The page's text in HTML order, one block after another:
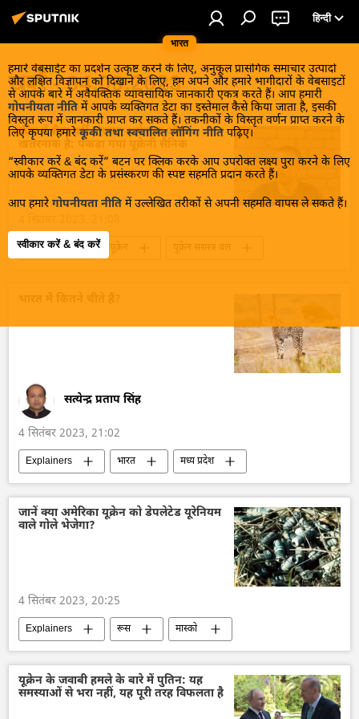
भारत
हिन्दी
हमारे वेबसाईट का प्रदर्शन उत्कृष्ट करने के लिए, अनुकूल प्रासंगिक समाचार उत्पादों
और लक्षित विज्ञापन को दिखाने के लिए, हम अपने और हमारे भागीदारों के वेबसाइटों
से आपके बारे में अवैयक्तिक व्यावसायिक जानकारी एकत्र करते हैं। आप हमारी
गोपनीयता नीति में आपके व्यक्तिगत डेटा का इस्तेमाल कैसे किया जाता है, इसकी
विस्तृत रूप में जानकारी प्राप्त कर सकते हैं। तकनीकों के विस्तृत वर्णन प्राप्त करने के
लिए कृपया हमारे कूकी तथा स्वचालित लॉगिंग नीति पढ़िए।
“स्वीकार करें & बंद करें” बटन पर क्लिक करके आप उपरोक्त लक्ष्य पुरा करने के लिए
आपके व्यक्तिगत डेटा के प्रसंस्करण की स्पष्ट सहमति प्रदान करते हैं।
आप हमारे गोपनीयता नीति में उल्लेखित तरीकों से अपनी सहमति वापस ले सकते हैं।
स्वीकार करें & बंद करें
खबरें - 04.09.2023
कीव में सैन्य वर्दी पहनना शर्मनाक और
खतरनाक है: पकड़ा गया यूक्रेनी सैनिक
यूक्रेन संकट यूक्रेन
यूक्रेन सशस्त्र बल
सत्येन्द्र प्रताप सिंह
4 सितंबर 2023, 21:02
Explainers भारत
मध्य प्रदेश
अफ्रीकी चीता
वन्य जीव
पशु
जानवर
जानवर संरक्षण
हिम तेंदुआ
कूनो राष्ट्रीय उद्यान
जानें क्या अमेरिका यूक्रेन को डेपलेटेड यूरेनियम
वाले गोले भेजेगा?
4 सितंबर 2023, 20:25
Explainers रूस
मास्को
डेपलेटेड यूरेनियम
अमेरिका
यूक्रेन
कीव
व्लादिमीर पुतिन
वोलोडिमिर ज़ेलेंस्की
मारिया ज़खारोवा
यूक्रेन के जवाबी हमले के बारे में पुतिन: यह
समस्याओं से भरा नहीं, यह पूरी तरह विफलता है